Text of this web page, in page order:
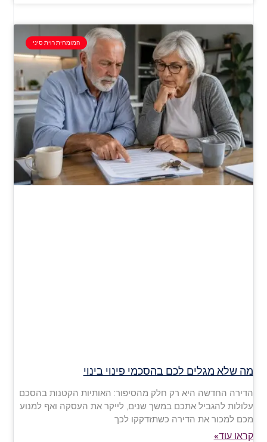
המומחית רוית סיני
מה שלא מגלים לכם בהסכמי פינוי בינוי
הדירה החדשה היא רק חלק מהסיפור: האותיות הקטנות בהסכם
עלולות להגביל אתכם במשך שנים, לייקר את העסקה ואף למנוע
מכם למכור את הדירה כשתזדקקו לכך
קראו עוד»